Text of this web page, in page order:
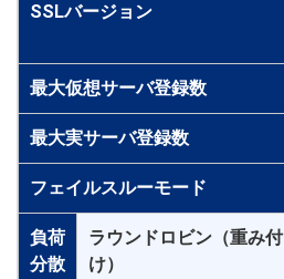
SSLバージョン
最大仮想サーバ登録数
最大実サーバ登録数
フェイルスルーモード
負荷
分散
ラウンドロビン（重み付
け）